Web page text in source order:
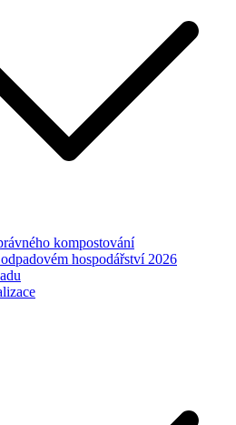
kompostování
hospodářství 2026